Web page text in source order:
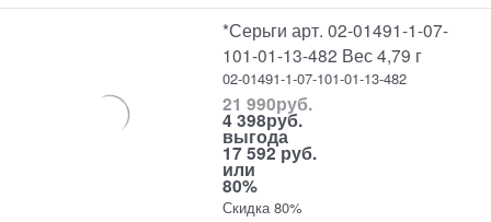
*Серьги арт. 02-01491-1-07-
101-01-13-482 Вес 4,79 г
02-01491-1-07-101-01-13-482
21 990руб.
4 398руб.
выгода
17 592 руб.
или
80%
Скидка 80%